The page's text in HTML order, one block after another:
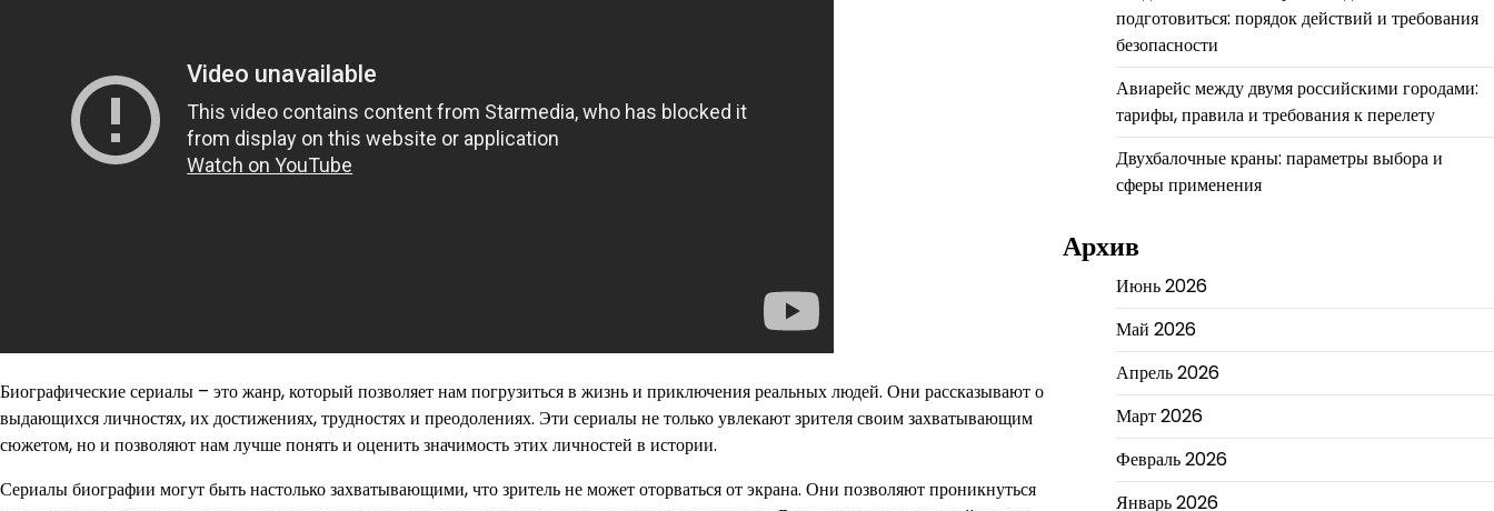
Биографические сериалы – это жанр, который позволяет нам погрузиться в жизнь и приключения реальных людей. Они рассказывают о
выдающихся личностях, их достижениях, трудностях и преодолениях. Эти сериалы не только увлекают зрителя своим захватывающим
сюжетом, но и позволяют нам лучше понять и оценить значимость этих личностей в истории.
Сериалы биографии могут быть настолько захватывающими, что зритель не может оторваться от экрана. Они позволяют проникнуться
подготовиться: порядок действий и требования
безопасности
Авиарейс между двумя российскими городами:
тарифы, правила и требования к перелету
Двухбалочные краны: параметры выбора и
сферы применения
Архив
Июнь 2026
Май 2026
Апрель 2026
Март 2026
Февраль 2026
Январь 2026